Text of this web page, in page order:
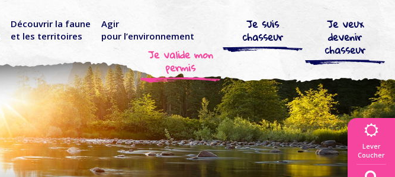
Découvrir la faune
et les territoires
Agir
pour l’environnement
Je veux
devenir
chasseur
Je suis
chasseur
Je valide mon
permis
Lever
Coucher